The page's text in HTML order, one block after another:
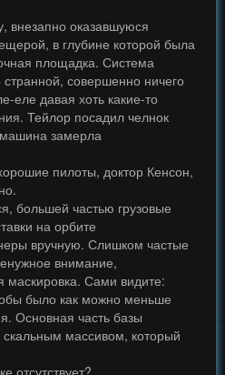
внезапно оказавшуюся
в глубине которой была
площадка. Система
совершенно ничего
еле давая хоть какие-то
Тейлор посадил челнок
замерла
пилоты, доктор Кенсон,
большей частью грузовые
на орбите
вручную. Слишком частые
внимание,
маскировка. Сами видите:
было как можно меньше
Основная часть базы
массивом, который